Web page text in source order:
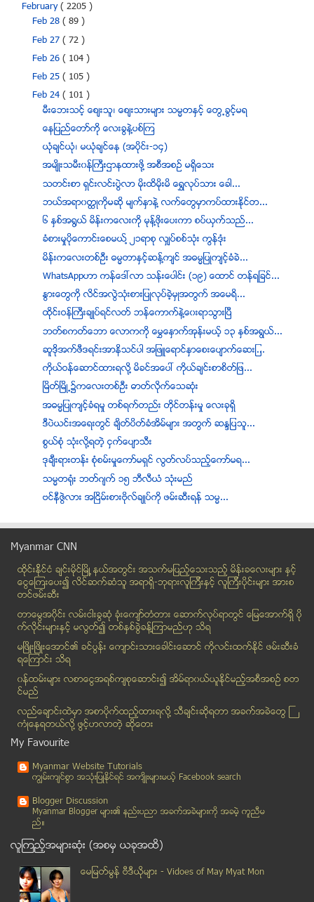
February( 2205 )
Feb 28( 89 )
Feb 27( 72 )
Feb 26( 104 )
Feb 25( 105 )
Feb 24( 101 )
မီးေဘးသင့္ ေစ်းသူ၊ ေစ်းသားမ်ား သမၼတႏွင့္ ေတြ႕ခြင့္မရ
ေနျပည္ေတာ္ကို ေလးခြနဲ႔ပစ္ၾက
ယံုခ်င္ယံု၊ မယံုခ်င္ေန (အပိုင္း-၁၄)
အမ်ိဳးသမီး၀န္ႀကီးဌာနထားဖို႔ အစီအစဥ္ မရိွေသး
သတင္းစာ ရွင္းလင္းပြဲလာ မိုးထိမိုးမိ ေရႊလုပ္သား ေခါ...
ဘယ္အရာ၀တၳဳကိုမဆို မ်က္ႏွာနဲ႔ လက္ေတြမွာကပ္ထားႏိုင္တ...
၆ ႏွစ္အ႐ြယ္ မိန္းကေလးကုိ မုန္႔ဖုိးေပးကာ စပ္ယွက္သည္...
ခံစားမႈပိုေကာင္းေစမယ္႔ ၂၁ရာစု လွ်ပ္စစ္သံုး ကြန္ဒံုး
မိန္းကေလးတစ္ဦး ဓမၼတာႏွင့္ဆန္႔က်င္ အဓမၼျပဳက်င့္ခံခဲ...
WhatsAppဟာ ကန္ေဒၚလာ သန္းေပါင္း (၁၉) ေထာင္ တန္ရျခင္...
ႏြားေတြကို လိင္အလြဲသုံးစားျပဳလုပ္ခဲ့မွဳအတြက္ အေမရိ...
ထုိင္းဝန္ႀကီးခ်ဳပ္ရင္လတ္ ဘန္ေကာက္နဲ႔ေ၀းရာသြားၿပီ
ဘတ္စကတ္ေဘာ ေလာကကို ေမႊေႏွာက္အုန္းမယ့္ ၁၃ ႏွစ္အရြယ္...
ဆူဒိုအက္ဖီဒရင္းအာနိသင္ပါ အျဖဴေရာင္ႏွာေစးေပ်ာက္ေဆးျ...
ကိုယ္ဝန္ေဆာင္ထားရလို႔ မိခင္အေပၚ ကိုယ္ခ်င္းစာစိတ္ျဖ...
ၿမိတ္ၿမိဳ႕၌ကေလးတစ္ဦး ဓာတ္လိုက္ေသဆံုး
အဓမၼျပဳက်င့္ခံရမႈ တစ္ရက္တည္း တုိင္တန္းမႈ ေလးခုရွိ
ဒီပဲယင္းအေရးတြင္ ခ်ိတ္ပိတ္ခံအိမ္မ်ား အတြက္ ဆႏၵျပသူ...
စြယ္စံု သံုးလို႔ရတဲ့ ငွက္ေပ်ာသီး
ဒုခ်ီးရားတန္း စုံစမ္းမႈေကာ္မရွင္ လြတ္လပ္သည့္ေကာ္မရ...
သမၼတရံုး ဘတ္ဂ်က္ ၁၅ ဘီလီယံ သံုးမည္
ဗင္နီဇြဲလား အၿငိမ္းစားဗုိလ္ခ်ဳပ္ကုိ ဖမ္းဆီးရန္ သမၼ...
ျပည္သူဆိုတာက အေျခခံဥပေဒကို သိစရာ မလို
တာလီဘန္မ်ား တိုက္ခိုက္၍ အာဖဂန္နစၥတန္ စစ္သား ၂၀ ဦး...
ဘန္ေကာက္ ဗုံးကြဲ၊ မိခင္ျဖစ္သူႏွင့္ ကေလးငယ္ ၂ ဦး ေ...
လုံၿခံဳေရးအရ စစ္ေတြမွ ရန္ကုန္ ျပန္ပို႔ခံရသည့္ မေလး...
ေဘာလံုးကစားသမားမ်ား၌ မၾကာခဏ ေခါင္းတိုက္ေလ့ရွိသူမ်ာ...
လူကီးမီးယား(ေသြးကင္ဆာ)ႏွင့္ လွ်ပ္စစ္တာ၀ါတုိင္မ်ား ...
အမ်ိဳးသမီးအေယာက္ ၃၀၀၀၀ အား အူရီဒူ၏ လက္လီအေရာင္းကို...
HIV ပိုး ကူးစက္ျခင္းကို ကာကြယ္ေပးႏိုင္မယ့္ မိန္းမက...
ရင္သားကင္ဆာတြင္သံုးသည့္ေဆးက အဆုတ္ေရာင္ေရာဂါႏွင့္ ဥ...
DVD အခ်က္ ၇ေသာင္းခြဲနဲ႔ ညီတဲ့ Data Storage ဖန္းျပာ...
လမ္းေဘးေဈးသည္မ်ားေျကာင့္ လမ္းအတြင္းေနထိုင္သူမ်ားခံ...
ပါတီ ရပ္ေက်းဥကၠဌမွ စက္ရံုအလုပ္သမတစ္ဦးအား လိမ္လည္ေ...
အညာက ပါရီကေဖး
တရုတ္ IPhone လို႔ အမည္တြင္တဲ့ Xiaomi MI-3
'ေပ်ာ္ရႊင္စရာ..အဂၤလိပ္ဟာသ
Myanmar CNN
ထိုင္းနို္င္ငံ ခ်င္းမိုင္ျမိဳ ့နယ္အတြင္း အသက္မျပည့္ေသးသည့္ မိန္းခေလးမ်ား နွင့္
ေငြေၾကးေပး၍ လိင္ဆက္ဆံသူ အရာရွိ-ဘုရားလူၾကီးနွင့္ လူၾကီးပိုင္းမ်ား အားစ
တင္ဖမ္းဆီး
တာေမြအ၀ိုင္း လမ္းငါးခြဆံု ခံုးေက်ာ္တံတား ေဆာက္လုပ္ရာတြင္ ေျမေအာက္ရွိ ပို
က္လိုင္းမ်ားႏွင့္ မလြတ္၍ တစ္ႏွစ္ခြဲခန္႔ၾကာမည္ဟု သိရ
မၿဖိဳးၿဖိဳးေအာင္၏ ခင္ပြန္း ေက်ာင္းသားေခါင္းေဆာင္ ကိုလင္းထက္ႏိုင္ ဖမ္းဆီးခံ
ရေၾကာင္း သိရ
၀န္ထမ္းမ်ား လစာေငြအရစ္က်စုေဆာင္း၍ အိမ္ရာ၀ယ္ယူႏုိင္မည့္အစီအစဥ္ စတ
င္မည္
လည္ေခ်ာင္းထဲမွာ အစာပိုက္ထည့္ထားရလုိ႔ သီခ်င္းဆုိရတာ အခက္အခဲေတြ ႀ
ကံဳေနရတယ္လို႔ ဖြင့္ဟလာတဲ့ ဆုိေတး
My Favourite
Myanmar Website Tutorials
ကၽြမ္းက်င္စြာ အသုံးျပဳႏုိင္ရင္ အက်ိဳးမ်ားမယ့္ Facebook search
Blogger Discussion
Myanmar Blogger မ်ား၏ နည္းပညာ အခက္အခဲမ်ားကုိ အခမဲ့ ကူညီမ
ည္။
လူၾကည့္အမ်ားဆုံး (အစမွ ယခုအထိ)
ေမျမတ္မြန္ ဗီဒီယုိမ်ား - Vidoes of May Myat Mon